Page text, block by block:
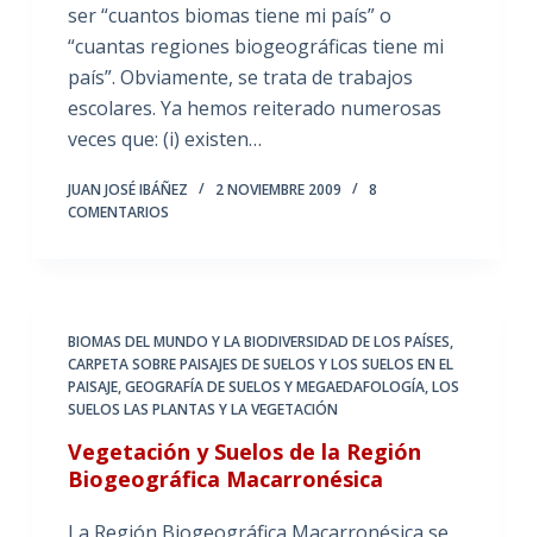
ser “cuantos biomas tiene mi país” o
“cuantas regiones biogeográficas tiene mi
país”. Obviamente, se trata de trabajos
escolares. Ya hemos reiterado numerosas
veces que: (i) existen…
JUAN JOSÉ IBÁÑEZ 2 NOVIEMBRE 2009
8
COMENTARIOS
BIOMAS DEL MUNDO Y LA BIODIVERSIDAD DE LOS PAÍSES,
CARPETA SOBRE PAISAJES DE SUELOS Y LOS SUELOS EN EL
PAISAJE,GEOGRAFÍA DE SUELOS Y MEGAEDAFOLOGÍA,LOS
SUELOS LAS PLANTAS Y LA VEGETACIÓN
Vegetación y Suelos de la Región
Biogeográfica Macarronésica